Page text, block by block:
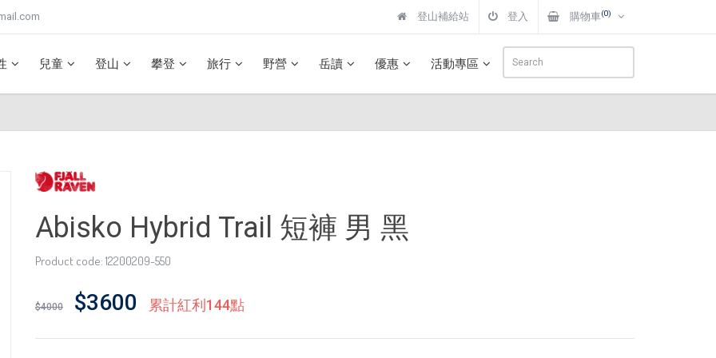
登山補給站 登入 購物車(0)
兒童 登山 攀登 旅行 野營 岳讀 優惠 活動專區
Abisko Hybrid Trail 短褲 男 黑
Product code: 12200209-550
$4000 $3600 累計紅利144點